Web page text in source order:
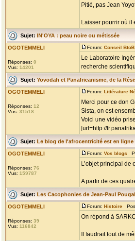
Pitié, pas Jean
Laisser pourrir où il
Sujet: IN'OYA : peau noire ou métissée
OGOTEMMELI
Réponses: 0
Vus: 14201
Forum: Conseil
Le Laboratoire
recherche
Sujet: Yovodah et Panafricanisme, de la
OGOTEMMELI
Réponses: 12
Vus: 31518
Forum: Littérature
Merci pour ce don
Sista, on est
Voici une vidéo
[url=http://
Sujet: Le blog de l'afrocentricité est en ligne
OGOTEMMELI
Réponses: 76
Vus: 159787
Forum: Vos blogs
L’objet principal de
A partir de ces
Sujet: Les Cacophonies de Jean-Paul
OGOTEMMELI
Réponses: 39
Vus: 116842
Forum: Histoire
On répond à
Il faudrait tout de